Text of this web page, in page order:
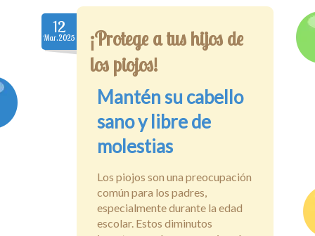
12
Mar.2025
¡Protege a tus hijos de
los piojos!
Mantén su cabello
sano y libre de
molestias
Los piojos son una preocupación
común para los padres,
especialmente durante la edad
escolar. Estos diminutos